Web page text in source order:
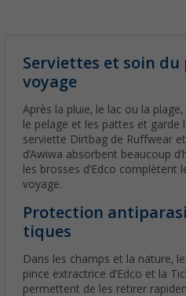
Serviettes et soin
voyage
Après la pluie, le lac ou la
le pelage et les pattes et garde
serviette Dirtbag de Ruffwear
d’Awiwa absorbent beaucoup
les brosses d’Edco complètent
voyage.
Protection
tiques
Dans les champs et la nature,
pince extractrice d’Edco et la
permettent de les retirer